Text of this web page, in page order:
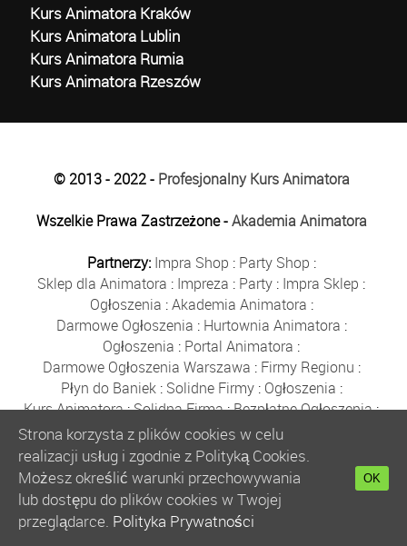
Kurs Animatora Kraków
Kurs Animatora Lublin
Kurs Animatora Rumia
Kurs Animatora Rzeszów
© 2013 - 2022 - Profesjonalny Kurs Animatora
Wszelkie Prawa Zastrzeżone -Akademia Animatora
Partnerzy: Impra Shop : Party Shop :
Sklep dla Animatora : Impreza : Party : Impra Sklep :
Ogłoszenia :Akademia Animatora :
Darmowe Ogłoszenia : Hurtownia Animatora :
Ogłoszenia : Portal Animatora :
Darmowe Ogłoszenia Warszawa : Firmy Regionu :
Płyn do Baniek: Solidne Firmy: Ogłoszenia :
Kurs Animatora:Solidna Firma:Bezpłatne Ogłoszenia:
Animator Czasu Wolnego:
Bezpłatne Ogłoszenia Warszawa:sklep animatora
Bańki Mydlane:Bezpłatne Ogłoszenia
Szkolenie Animatorów:Kurs Animatora
:
Kurs Animatora Warszawa :Rumia
Kurs Animatora Poznań:
Strona korzysta z plików cookies w celu
realizacji usług i zgodnie z Polityką Cookies.
Możesz określić warunki przechowywania
lub dostępu do plików cookies w Twojej
przeglądarce. Polityka Prywatności
OK